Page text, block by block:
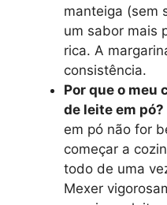
manteiga (sem
um sabor mais
rica. A
consistência.
Por que o meu
de leite em pó?
em pó não for
começar a
todo de uma
Mexer